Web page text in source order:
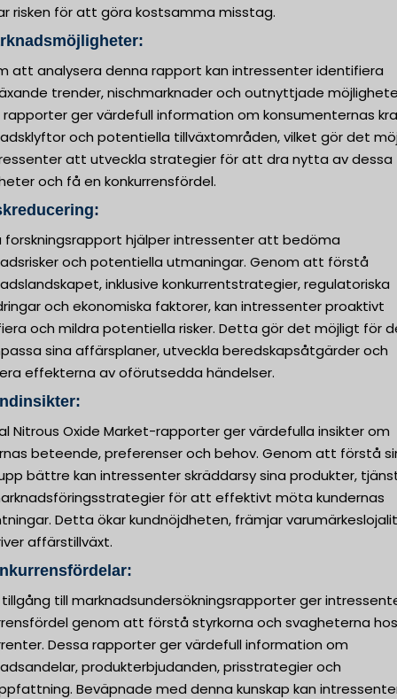
risken för att göra kostsamma misstag.
att analysera denna rapport kan intressenter identifiera
trender, nischmarknader och outnyttjade
rapporter ger värdefull information om konsumenternas
och potentiella tillväxtområden, vilket gör det
att utveckla strategier för att dra nytta av dessa
och få en konkurrensfördel.
forskningsrapport hjälper intressenter att bedöma
och potentiella utmaningar. Genom att förstå
inklusive konkurrentstrategier, regulatoriska
och ekonomiska faktorer, kan intressenter proaktivt
och mildra potentiella risker. Detta gör det möjligt för
sina affärsplaner, utveckla beredskapsåtgärder och
effekterna av oförutsedda händelser.
Nitrous Oxide Market-rapporter ger värdefulla insikter om
beteende, preferenser och behov. Genom att förstå
bättre kan intressenter skräddarsy sina produkter,
för att effektivt möta kundernas
Detta ökar kundnöjdheten, främjar
affärstillväxt.
till marknadsundersökningsrapporter ger
genom att förstå styrkorna och svagheterna
Dessa rapporter ger värdefull information om
produkterbjudanden, prisstrategier och
Beväpnade med denna kunskap kan